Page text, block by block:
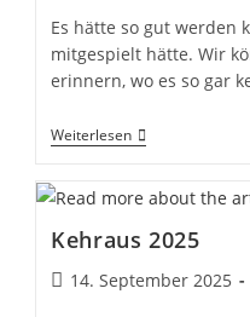
Es hätte so gut werden
mitgespielt hätte. Wir
erinnern, wo es so gar
WeiterlesenKehraus
2025….
Kehraus 2025
Beitrag
14. September 2025